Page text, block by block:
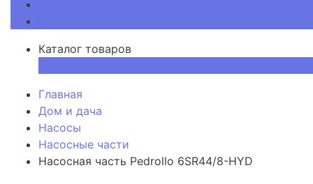
Каталог товаров
Главная
Дом и дача
Насосы
Насосные части
Насосная часть Pedrollo 6SR44/8-HYD